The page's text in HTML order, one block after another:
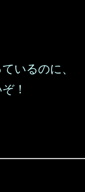
いるのに、
！